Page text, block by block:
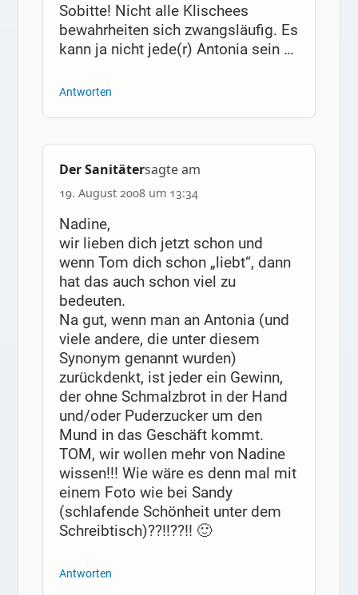
Sobitte! Nicht alle Klischees
bewahrheiten sich zwangsläufig. Es
kann ja nicht jede(r) Antonia sein …
Antworten
Der Sanitätersagte am
19. August 2008 um 13:34
Nadine,
wir lieben dich jetzt schon und
wenn Tom dich schon „liebt“, dann
hat das auch schon viel zu
bedeuten.
Na gut, wenn man an Antonia (und
viele andere, die unter diesem
Synonym genannt wurden)
zurückdenkt, ist jeder ein Gewinn,
der ohne Schmalzbrot in der Hand
und/oder Puderzucker um den
Mund in das Geschäft kommt.
TOM, wir wollen mehr von Nadine
wissen!!! Wie wäre es denn mal mit
einem Foto wie bei Sandy
(schlafende Schönheit unter dem
Schreibtisch)??!!??!! 🙂
Antworten